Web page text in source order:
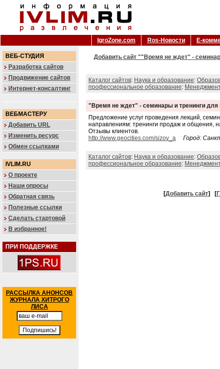
IgroZone.com Ros-Новости Е-
ВЕБ-СТУДИЯ
Разработка сайтов
Продвижение сайтов
Интернет-консалтинг
ВЕБМАСТЕРУ
Добавить URL
Изменить ресурс
Обмен ссылками
IVLIM.RU
О проекте
Наши опросы
Обратная связь
Полезные ссылки
Сделать стартовой
В избранное!
ПРИ ПОДДЕРЖКЕ
РАССЫЛКА АНОНСОВ
ЖУРНАЛА ХИТРОГО
ЛИСА
Добавить сайт ""Время не ждет" -
Каталог сайтов: Наука и образование:
профессиональное образование:
"Время не ждет" - семинары и тренинги для
Предложение услуг проведения лекций,
направлениям: тренинги продаж и общения,
Отзывы клиентов.
http://www.geocities.com/sizov_a
Город:
Каталог сайтов: Наука и образование:
профессиональное образование:
[Добавить сайт] [